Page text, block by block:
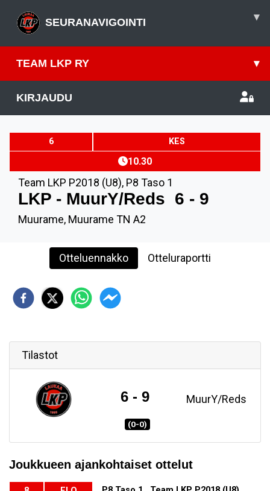
SEURANAVIGOINTI ▾
TEAM LKP RY ▾
KIRJAUDU
6 KES
10.30
Team LKP P2018 (U8), P8 Taso 1
LKP - MuurY/Reds 6 - 9
Muurame, Muurame TN A2
Otteluennakko Otteluraportti
Tilastot
6 - 9 MuurY/Reds
(0-0)
Joukkueen ajankohtaiset ottelut